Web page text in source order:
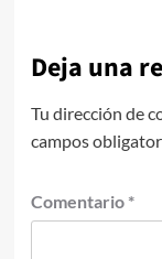
Deja una
Tu dirección de
campos
Comentario *